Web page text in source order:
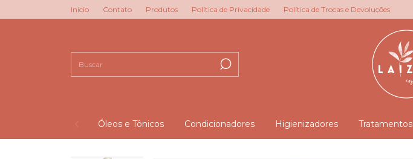
Início Contato Produtos Política de Privacidade Política de Trocas e Devoluções
Óleos e Tônicos Condicionadores Higienizadores Tratamentos